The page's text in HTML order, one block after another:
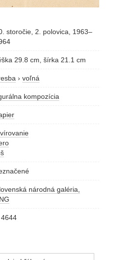
storočie, 2. polovica, 1963–
29.8 cm, šírka 21.1 cm
› voľná
kompozícia
národná galéria,
4644